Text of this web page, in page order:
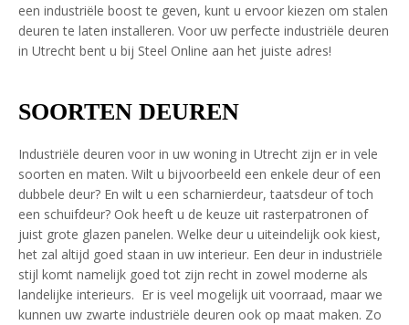
een industriële boost te geven, kunt u ervoor kiezen om stalen
deuren te laten installeren. Voor uw perfecte industriële deuren
in Utrecht bent u bij Steel Online aan het juiste adres!
SOORTEN DEUREN
Industriële deuren voor in uw woning in Utrecht zijn er in vele
soorten en maten. Wilt u bijvoorbeeld een enkele deur of een
dubbele deur? En wilt u een scharnierdeur, taatsdeur of toch
een schuifdeur? Ook heeft u de keuze uit rasterpatronen of
juist grote glazen panelen. Welke deur u uiteindelijk ook kiest,
het zal altijd goed staan in uw interieur. Een deur in industriële
stijl komt namelijk goed tot zijn recht in zowel moderne als
landelijke interieurs. Er is veel mogelijk uit voorraad, maar we
kunnen uw zwarte industriële deuren ook op maat maken. Zo